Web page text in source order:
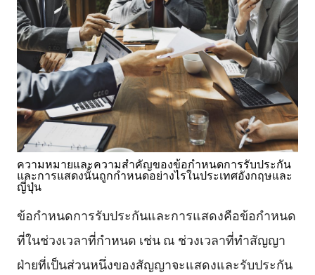
ความหมายและความสำคัญของข้อกำหนดการรับประกัน
และการแสดงนั้นถูกกำหนดอย่างไรในประเทศอังกฤษและ
ญี่ปุ่น
ข้อกำหนดการรับประกันและการแสดงคือข้อกำหนด
ที่ในช่วงเวลาที่กำหนด เช่น ณ ช่วงเวลาที่ทำสัญญา
ฝ่ายที่เป็นส่วนหนึ่งของสัญญาจะแสดงและรับประกัน